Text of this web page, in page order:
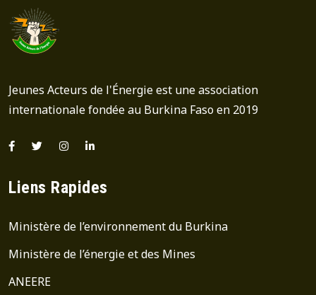
Jeunes Acteurs de l'Énergie est une association
internationale fondée au Burkina Faso en 2019
Liens Rapides
Ministère de l’environnement du Burkina
Ministère de l’énergie et des Mines
ANEERE